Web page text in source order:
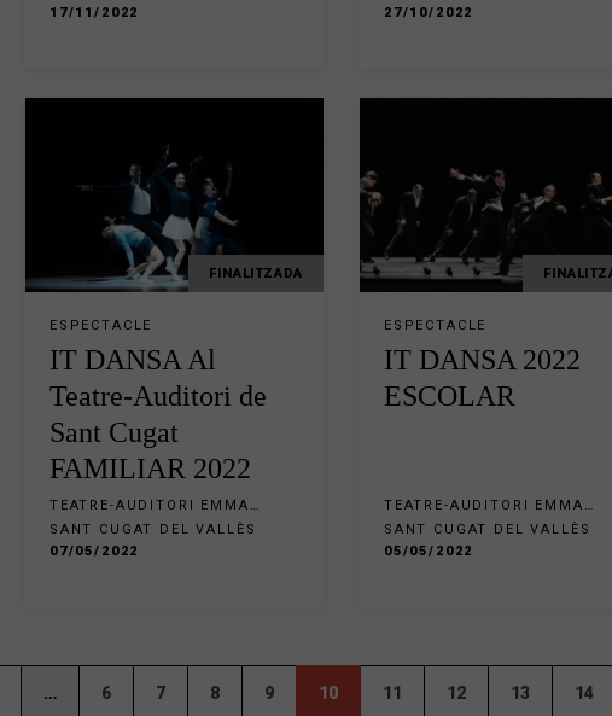
17/11/2022
27/10/2022
FINALITZADA
ESPECTACLE
IT DANSA Al
Teatre-Auditori de
Sant Cugat
FAMILIAR 2022
TEATRE-AUDITORI EMMA
VILARASAU SANT CUGAT
SANT CUGAT DEL VALLÈS
07/05/2022
ESPECTACLE
IT DANSA 2022
ESCOLAR
TEATRE-AUDITORI EMMA
VILARASAU SANT CUGAT
SANT CUGAT DEL VALLÈS
05/05/2022
… 6 7 8 9 10 11 12 13 14